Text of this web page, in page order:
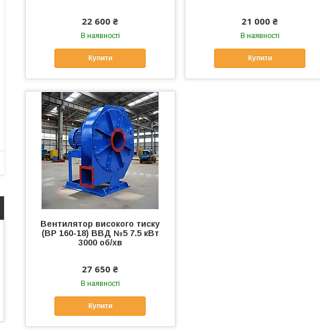
22 600 ₴
В наявності
Купити
21 000 ₴
В наявності
Купити
Вентилятор високого тиску
(ВР 160-18) ВВД №5 7.5 кВт
3000 об/хв
27 650 ₴
В наявності
Купити